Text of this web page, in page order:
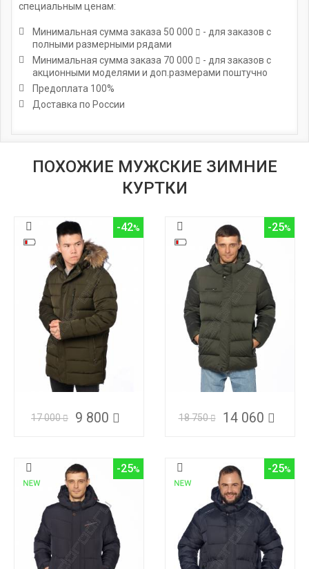
специальным ценам:
Минимальная сумма заказа 50 000
- для заказов с
полными размерными рядами
Минимальная сумма заказа 70 000
- для заказов с
акционными моделями и доп.размерами поштучно
Предоплата 100%
Доставка по России
ПОХОЖИЕ МУЖСКИЕ ЗИМНИЕ
КУРТКИ
-42
17 000 9 800
-25
18 750 14 060
-25 -25